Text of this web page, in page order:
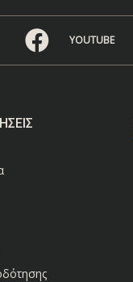
YOUTUBE